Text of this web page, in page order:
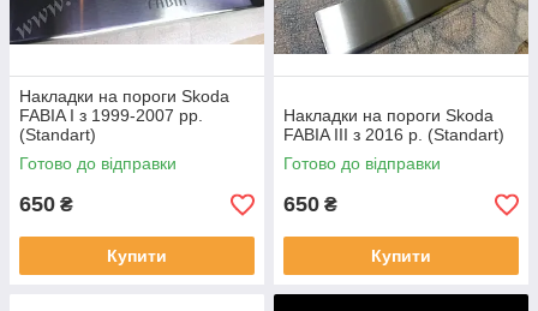
Накладки на пороги Skoda
FABIA I з 1999-2007 рр.
(Standart)
Готово до відправки
650 ₴
Купити
Накладки на пороги Skoda
FABIA III з 2016 р. (Standart)
Готово до відправки
650 ₴
Купити